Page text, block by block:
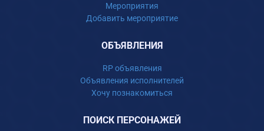
Мероприятия
Добавить мероприятие
ОБЪЯВЛЕНИЯ
RP объявления
Объявления исполнителей
Хочу познакомиться
ПОИСК ПЕРСОНАЖЕЙ